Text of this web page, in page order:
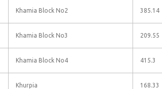
Khamia Block No2 385.14
Khamia Block No3 209.55
Khamia Block No4 415.3
Khurpia 168.33